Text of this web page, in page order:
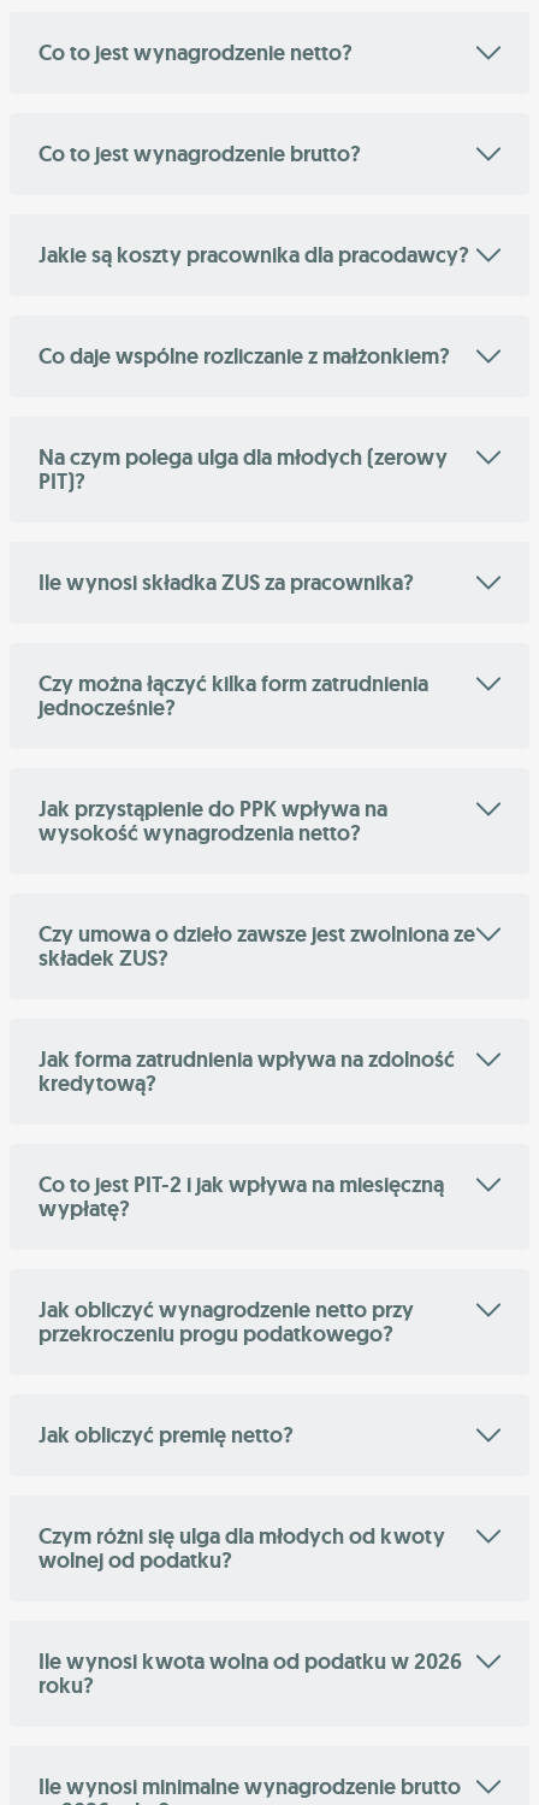
Co to jest wynagrodzenie netto?
Co to jest wynagrodzenie brutto?
Jakie są koszty pracownika dla pracodawcy?
Co daje wspólne rozliczanie z małżonkiem?
Na czym polega ulga dla młodych (zerowy
PIT)?
Ile wynosi składka ZUS za pracownika?
Czy można łączyć kilka form zatrudnienia
jednocześnie?
Jak przystąpienie do PPK wpływa na
wysokość wynagrodzenia netto?
Czy umowa o dzieło zawsze jest zwolniona ze
składek ZUS?
Jak forma zatrudnienia wpływa na zdolność
kredytową?
Co to jest PIT-2 i jak wpływa na miesięczną
wypłatę?
Jak obliczyć wynagrodzenie netto przy
przekroczeniu progu podatkowego?
Jak obliczyć premię netto?
Czym różni się ulga dla młodych od kwoty
wolnej od podatku?
Ile wynosi kwota wolna od podatku w 2026
roku?
Ile wynosi minimalne wynagrodzenie brutto